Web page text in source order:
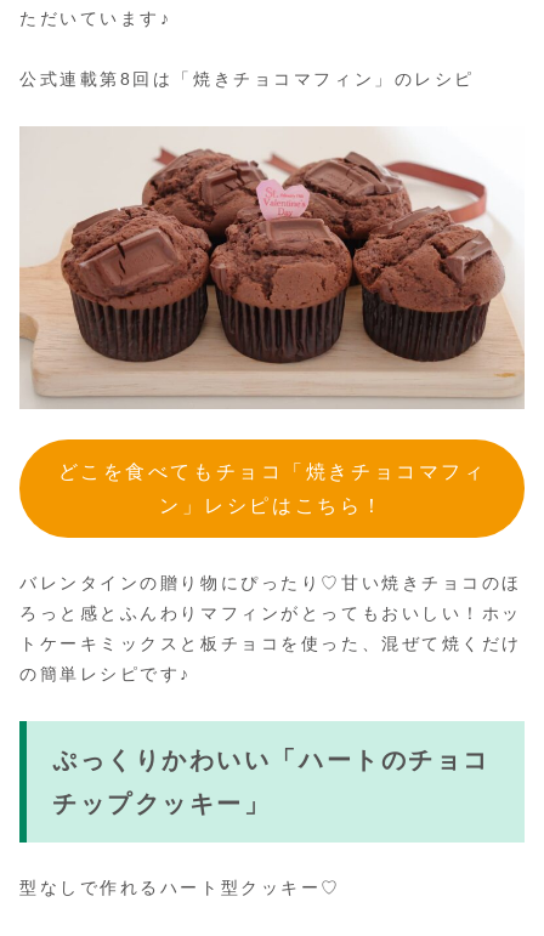
ただいています♪
公式連載第8回は「焼きチョコマフィン」のレシピ
どこを食べてもチョコ「焼きチョコマフィ
ン」レシピはこちら！
バレンタインの贈り物にぴったり♡甘い焼きチョコのほ
ろっと感とふんわりマフィンがとってもおいしい！ホッ
トケーキミックスと板チョコを使った、混ぜて焼くだけ
の簡単レシピです♪
ぷっくりかわいい「ハートのチョコ
チップクッキー」
型なしで作れるハート型クッキー♡